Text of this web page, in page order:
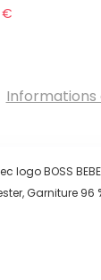
€
logo BOSS BEBE
Garniture 96